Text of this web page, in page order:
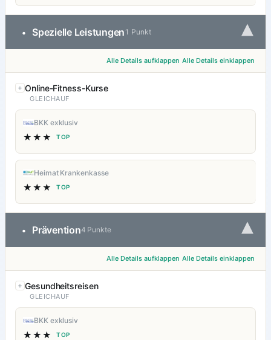
• Spezielle Leistungen 1 Punkt ▾
Alle Details aufklappen Alle Details einklappen
Online-Fitness-Kurse
GLEICHAUF
BKK exklusiv
★★★ TOP
Heimat Krankenkasse
★★★ TOP
• Prävention4 Punkte ▾
Alle Details aufklappen Alle Details einklappen
Gesundheitsreisen
GLEICHAUF
BKK exklusiv
★★★ TOP